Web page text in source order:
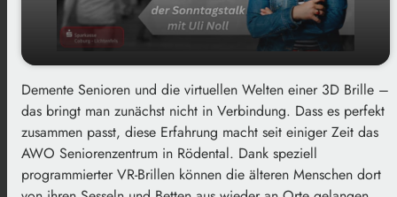
play_arrow
Virtuelle Welten im Alter: VR Brillen für
demente und nicht mehr mobile Menschen im
AWO Seniorenzentrum Rödental
00:00
Demente Senioren und die virtuellen Welten einer 3D Brille –
das bringt man zunächst nicht in Verbindung. Dass es perfekt
zusammen passt, diese Erfahrung macht seit einiger Zeit das
AWO Seniorenzentrum in Rödental. Dank speziell
programmierter VR-Brillen können die älteren Menschen dort